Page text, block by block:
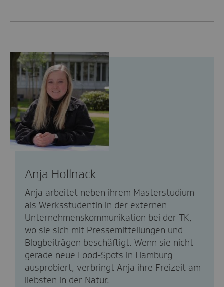
Anja Hollnack
Anja arbeitet neben ihrem Masterstudium
als Werksstudentin in der externen
Unternehmenskommunikation bei der TK,
wo sie sich mit Pressemitteilungen und
Blogbeiträgen beschäftigt. Wenn sie nicht
gerade neue Food-Spots in Hamburg
ausprobiert, verbringt Anja ihre Freizeit am
liebsten in der Natur.